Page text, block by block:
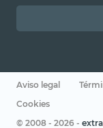
Aviso legal
Cookies
© 2008 - 2026 -